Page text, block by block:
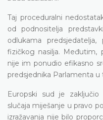
Taj proceduralni
od podnositelja
odlukama
fizičkog nasilja. Međutim,
nije im ponudio efikasno
predsjednika Parlamenta
Europski sud je
slučaja miješanje u pravo
izražavanja nije bilo